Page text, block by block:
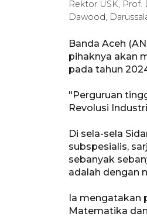
Rektor USK, Prof.
Dawood,
Banda Aceh
pihaknya akan
pada tahun
"Perguruan
Revolusi
Di sela-sela
subspesialis,
sebanyak
adalah dengan
Ia mengatakan
Matematika